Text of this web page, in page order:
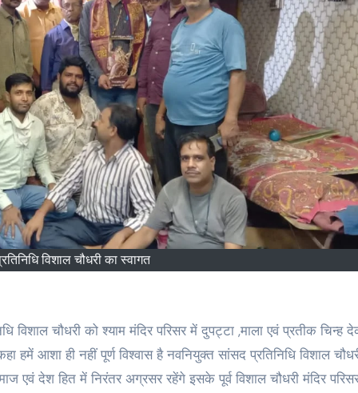
विशाल चौधरी का स्वागत
आशा ही नहीं पूर्ण विश्वास है नवनियुक्त सांसद प्रतिनिधि विशाल
एवं देश हित में निरंतर अग्रसर रहेंगे इसके पूर्व विशाल चौधरी मंदिर